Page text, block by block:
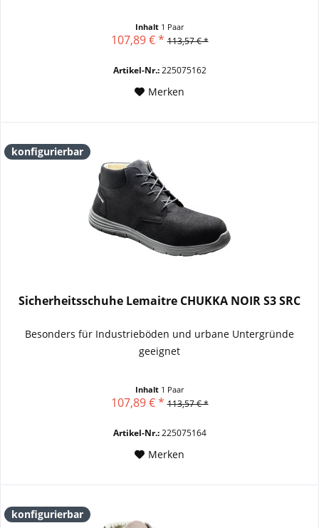
Inhalt 1 Paar
107,89 € * 113,57 € *
Artikel-Nr.:225075162
Merken
konfigurierbar
Sicherheitsschuhe Lemaitre CHUKKA NOIR S3 SRC
Besonders für Industrieböden und urbane Untergründe
geeignet
Inhalt 1 Paar
107,89 € * 113,57 € *
Artikel-Nr.:225075164
Merken
konfigurierbar